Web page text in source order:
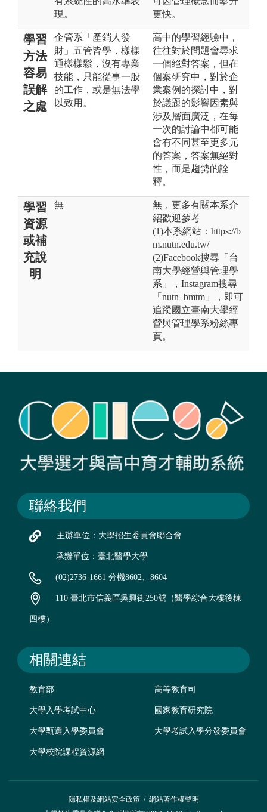
現。
更快。
學習
方法
容易
誤解
之處
企管系「產銷人發
財」五管皆學，樣樣
通樣樣鬆，沒有專業
技能，只能從事一般
的工作，或是無法學
以致用。
高中的學習經驗中，
往往對於問題會尋求
一個絕對答案，但在
個案研究中，對於企
業案例的探討中，對
於議題的影響因素與
涉及層面廣泛，在每
一次的討論中都可能
會有不同甚至更多元
的答案，答案無絕對
性，而是趨勢的詮
釋。
學習
資源
或補
充說
明
無
無，更多有關本系介
紹歡迎參考
(1)本系網站：https://b
m.nutn.edu.tw/
(2)Facebook搜尋「台
南大學經營與管理學
系」，Instagram搜尋
「nutn_bmtm」，即可
追蹤國立臺南大學經
營與管理學系粉絲專
頁。
聯絡我們
主辦單位：大學招生委員會聯合會
承辦單位：臺北醫學大學
(02)2736-1661 分機8602、8604
110 臺北市信義區吳興街250號（醫學綜合大樓後棟
四樓）
相關連結
教育部 高等教育司
大學入學考試中心 國家教育研究院
大學甄選入學委員會 大學考試入學分發委員會
大學校院課程資源網
隱私權及網站安全政策/ 網站著作權聲明